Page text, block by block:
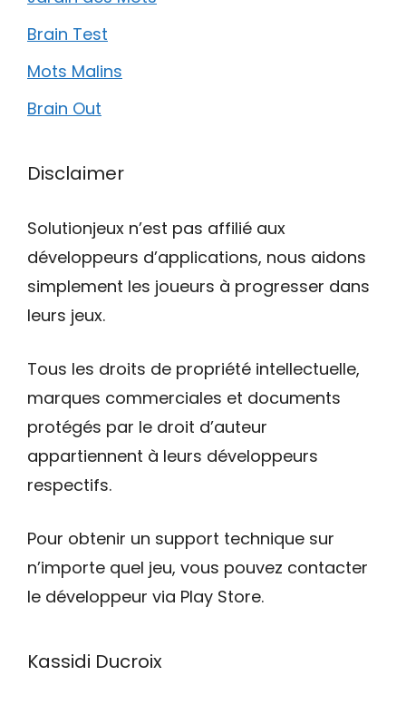
Brain Test
Mots Malins
Brain Out
Disclaimer
Solutionjeux n’est pas affilié aux
développeurs d’applications, nous aidons
simplement les joueurs à progresser dans
leurs jeux.
Tous les droits de propriété intellectuelle,
marques commerciales et documents
protégés par le droit d’auteur
appartiennent à leurs développeurs
respectifs.
Pour obtenir un support technique sur
n’importe quel jeu, vous pouvez contacter
le développeur via Play Store.
Kassidi Ducroix